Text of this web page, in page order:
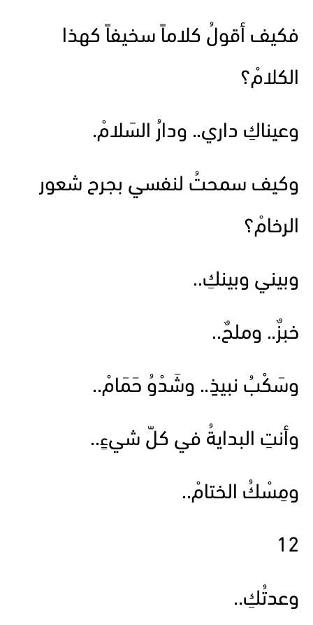
فكيف أقولُ كلاماً سخيفاً كهذا
الكلامْ؟
وعيناكِ داري.. ودارُ السَلامْ.
وكيف سمحتُ لنفسي بجرح شعور
الرخامْ؟
وبيني وبينكِ..
خبزٌ.. وملحٌ..
وسَكْبُ نبيذٍ.. وشَدْوُ حَمَامْ..
وأنتِ البدايةُ في كلّ شيءٍ..
ومِسْكُ الختامْ..
12
وعدتُكِ..